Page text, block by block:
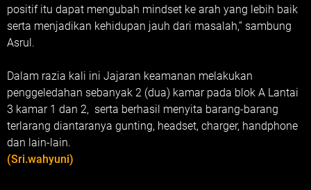
positif itu dapat mengubah mindset ke arah yang lebih baik
serta menjadikan kehidupan jauh dari masalah,” sambung
Asrul.
Dalam razia kali ini Jajaran keamanan melakukan
penggeledahan sebanyak 2 (dua) kamar pada blok A Lantai
3 kamar 1 dan 2, serta berhasil menyita barang-barang
terlarang diantaranya gunting, headset, charger, handphone
dan lain-lain.
(Sri.wahyuni)